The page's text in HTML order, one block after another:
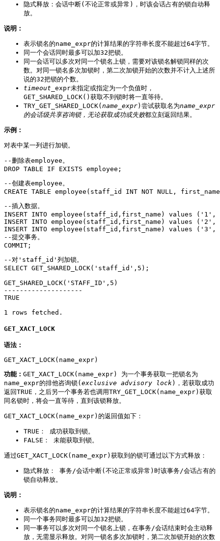
隐式释放：会话中断(不论正常或异常)，时该会话占有的锁自动释
放。
说明：
表示锁名的name_expr的计算结果的字符串长度不能超过64字节。
同一个会话同时最多可以加32把锁。
同一会话可以多次对同一个锁名上锁，需要对该锁名解锁同样的次
数。对同一锁名多次加锁时，第二次加锁开始的次数并不计入上述所
说的32把锁的个数。
timeout _expr未指定或指定为一个负值时，
GET_SHARED_LOCK()获取不到锁时将一直等待。
TRY_GET_SHARED_LOCK( name_expr)尝试获取名为name_expr
的会话级共享咨询锁，无论获取成功或失败都立刻返回结果。
示例：
对表中某一列进行加锁。
--删除表employee。
DROP TABLE IF EXISTS employee;
--创建表employee。
CREATE TABLE employee(staff_id INT NOT NULL, first_name
--插入数据。
INSERT INTO employee(staff_id,first_name) values
INSERT INTO employee(staff_id,first_name) values
INSERT INTO employee(staff_id,first_name) values
--提交事务。
COMMIT;
--对'staff_id'列加锁。
SELECT GET_SHARED_LOCK('staff_id',5);
GET_SHARED_LOCK('STAFF_ID',5)
--------------------
TRUE
1 rows fetched.
GET_XACT_LOCK
语法：
GET_XACT_LOCK(name_expr)
功能： GET_XACT_LOCK(name_expr) 为一个事务获取一把锁名为
name_expr的排他咨询锁( exclusive advisory lock)，若获取成功
返回TRUE，之后另一个事务若也调用TRY_GET_LOCK(name_expr)获取
同名锁时，将会一直等待，直到该锁释放。
GET_XACT_LOCK(name_expr)的返回值如下：
TRUE： 成功获取到锁。
FALSE： 未能获取到锁。
通过GET_XACT_LOCK(name_expr)获取到的锁可通过以下方式释放：
隐式释放： 事务/会话中断(不论正常或异常)时该事务/会话占有的
锁自动释放。
说明：
表示锁名的name_expr的计算结果的字符串长度不能超过64字节。
同一个事务同时最多可以加32把锁。
同一事务可以多次对同一个锁名上锁，在事务/会话结束时会主动释
放，无需显示释放。对同一锁名多次加锁时，第二次加锁开始的次数